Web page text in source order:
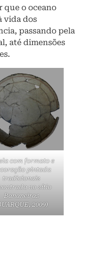
que o oceano
vida dos
passando pela
até dimensões
com formato e
pintada
tradicionais
no sítio
Bananeiras
2009)